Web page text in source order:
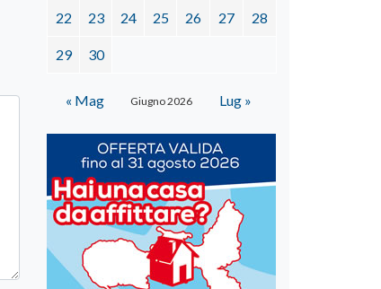
Giugno 2026
22 23 24 25 26 27 28
29 30
« Mag Lug »